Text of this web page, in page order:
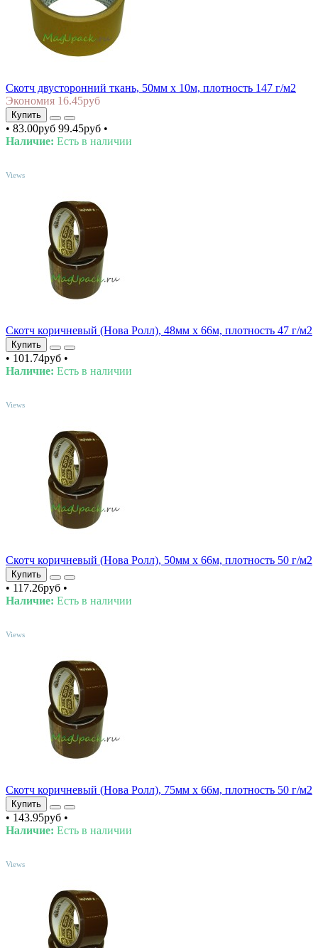
Скотч двусторонний ткань, 50мм х 10м, плотность 147 г/м2
Экономия 16.45руб
Купить
• 83.00руб 99.45руб •
Наличие: Есть в наличии
Views
Скотч коричневый (Нова Ролл), 48мм х 66м, плотность 47 г/м2
Купить
• 101.74руб •
Наличие: Есть в наличии
Views
Скотч коричневый (Нова Ролл), 50мм х 66м, плотность 50 г/м2
Купить
• 117.26руб •
Наличие: Есть в наличии
Views
Скотч коричневый (Нова Ролл), 75мм х 66м, плотность 50 г/м2
Купить
• 143.95руб •
Наличие: Есть в наличии
Views